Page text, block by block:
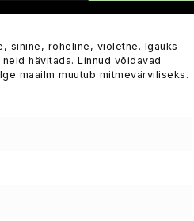
sinine, roheline, violetne. Igaüks
hävitada. Linnud võidavad
maailm muutub mitmevärviliseks.